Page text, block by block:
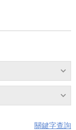
關鍵字查詢